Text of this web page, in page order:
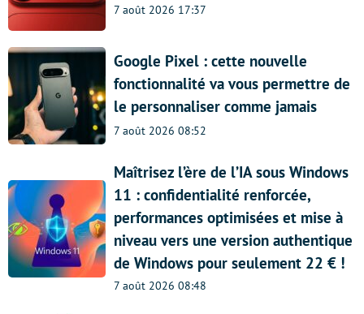
7 août 2026 17:37
Google Pixel : cette nouvelle
fonctionnalité va vous permettre de
le personnaliser comme jamais
7 août 2026 08:52
Maîtrisez l’ère de l’IA sous Windows
11 : confidentialité renforcée,
performances optimisées et mise à
niveau vers une version authentique
de Windows pour seulement 22 € !
7 août 2026 08:48